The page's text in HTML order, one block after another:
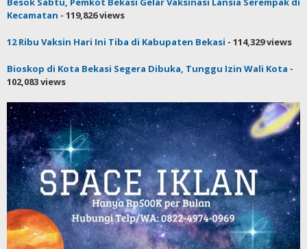
Kecamatan - 119,826 views
12 Ribu Vaksin Hari Ini Tiba di Kabupaten Bekasi - 114,329 views
Bioskop di Kota Bekasi Segera Dibuka, Tunggu Izin Wali Kota -
102,083 views